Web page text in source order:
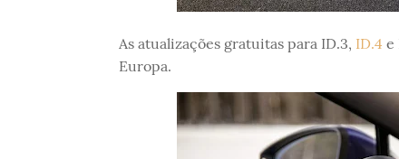
As atualizações gratuitas para ID.3, ID.4 e
Europa.